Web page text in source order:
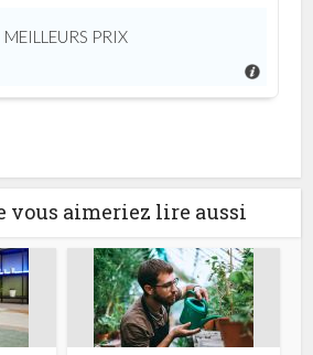
MEILLEURS PRIX
vous aimeriez lire aussi